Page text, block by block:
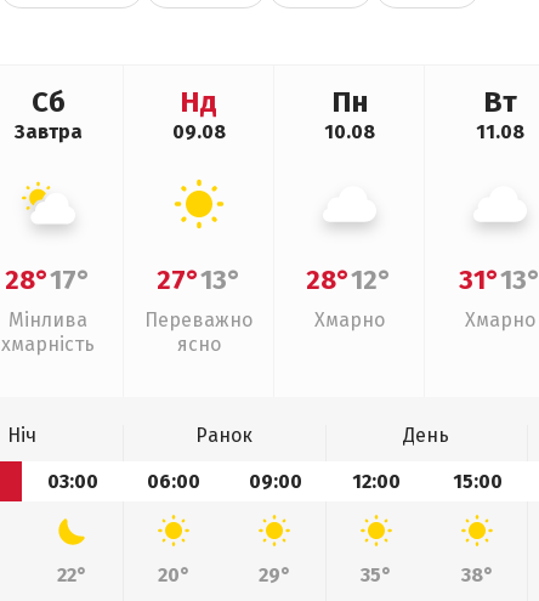
Сб
Завтра
28°17°
Мінлива
хмарність
Нд
09.08
27°13°
Переважно
ясно
Пн
10.08
28°12°
Хмарно
Вт
11.08
31°13°
Хмарно
Ніч Ранок День
03:00 06:00 09:00 12:00 15:00
22° 20° 29° 35° 38°